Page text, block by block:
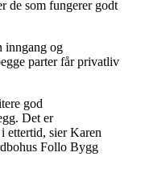
de som fungerer godt
inngang og
parter får privatliv
god
Det er
ettertid, sier Karen
Follo Bygg